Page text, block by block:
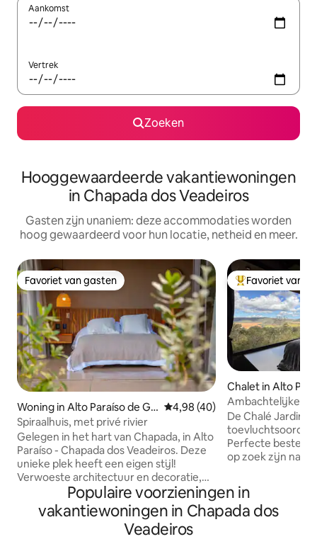
Aankomst
Vertrek
Zoeken
Hooggewaardeerde vakantiewoningen
in Chapada dos Veadeiros
Gasten zijn unaniem: deze accommodaties worden
hoog gewaardeerd voor hun locatie, netheid en meer.
Favoriet van gasten
Favoriet van gasten
Woning in Alto Paraíso de Go
iás
Gemiddelde beoordeling van
4,98 (40)
Spiraalhuis, met privé rivier
Gelegen in het hart van Chapada, in Alto
Paraíso - Chapada dos Veadeiros. Deze
unieke plek heeft een eigen stijl!
Verwoeste architectuur en decoratie,
volledig ondergedompeld in het midden
van de Cerrado. Privétoegang tot Rio
dos Couros, met een terras alleen voor
Topfavoriet van
Favoriet van
Chalet in Alto
Ambachtelijke
Panoramisch
De Chalé Jardim
toevluchtsoord
Perfecte
op zoek zijn naar
Gemaakt door
aan de Le Cordon
afgestudeerd in
Populaire voorzieningen in
vakantiewoningen in Chapada dos
Veadeiros